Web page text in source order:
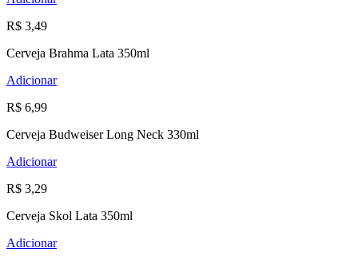
R$ 3,49
Cerveja Brahma Lata 350ml
Adicionar
R$ 6,99
Cerveja Budweiser Long Neck 330ml
Adicionar
R$ 3,29
Cerveja Skol Lata 350ml
Adicionar